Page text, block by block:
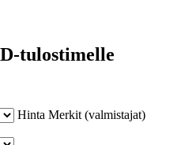
tulostimelle
Hinta Merkit (valmistajat)